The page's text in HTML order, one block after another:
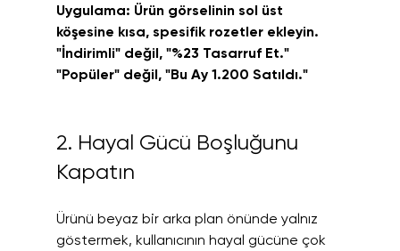
Uygulama: Ürün görselinin sol üst
köşesine kısa, spesifik rozetler ekleyin.
"İndirimli" değil, "%23 Tasarruf Et."
"Popüler" değil, "Bu Ay 1.200 Satıldı."
2. Hayal Gücü Boşluğunu
Kapatın
Ürünü beyaz bir arka plan önünde yalnız
göstermek, kullanıcının hayal gücüne çok